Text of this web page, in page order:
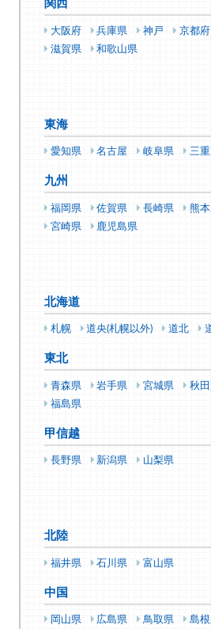
関西
大阪府 兵庫県 神戸 京都府
滋賀県
和歌山県
東海
愛知県 名古屋 岐阜県 三
九州
福岡県 佐賀県 長崎県 熊
宮崎県
鹿児島県
北海道
札幌 道央(札幌以外) 道北
東北
青森県 岩手県 宮城県 秋
福島県
甲信越
長野県 新潟県 山梨県
北陸
福井県 石川県 富山県
中国
岡山県 広島県 鳥取県 島